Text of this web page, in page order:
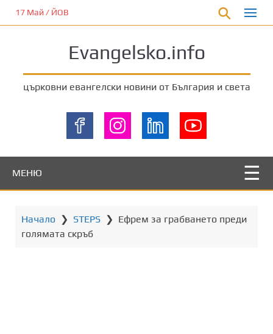
17 Май / ЙОВ
Evangelsko.info
църковни евангелски новини от България и света
МЕНЮ
Начало ❯ STEPS ❯ Ефрем за грабването преди
голямата скръб